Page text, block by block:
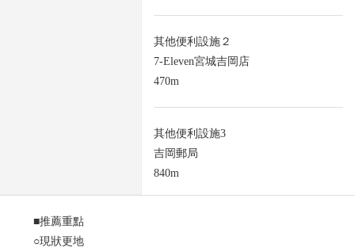
其他便利設施２
7-Eleven宮城吉岡店
470m
其他便利設施3
吉岡郵局
840m
■推薦重點
○現狀更地